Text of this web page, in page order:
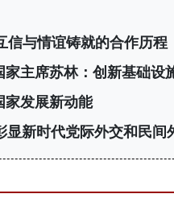
信与情谊铸就的合作历程
家主席苏林：创新基础设
家发展新动能
显新时代党际外交和民间